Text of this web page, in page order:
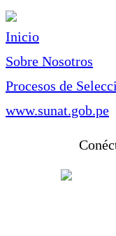
Inicio
Sobre Nosotros
Procesos de
www.sunat.gob.pe